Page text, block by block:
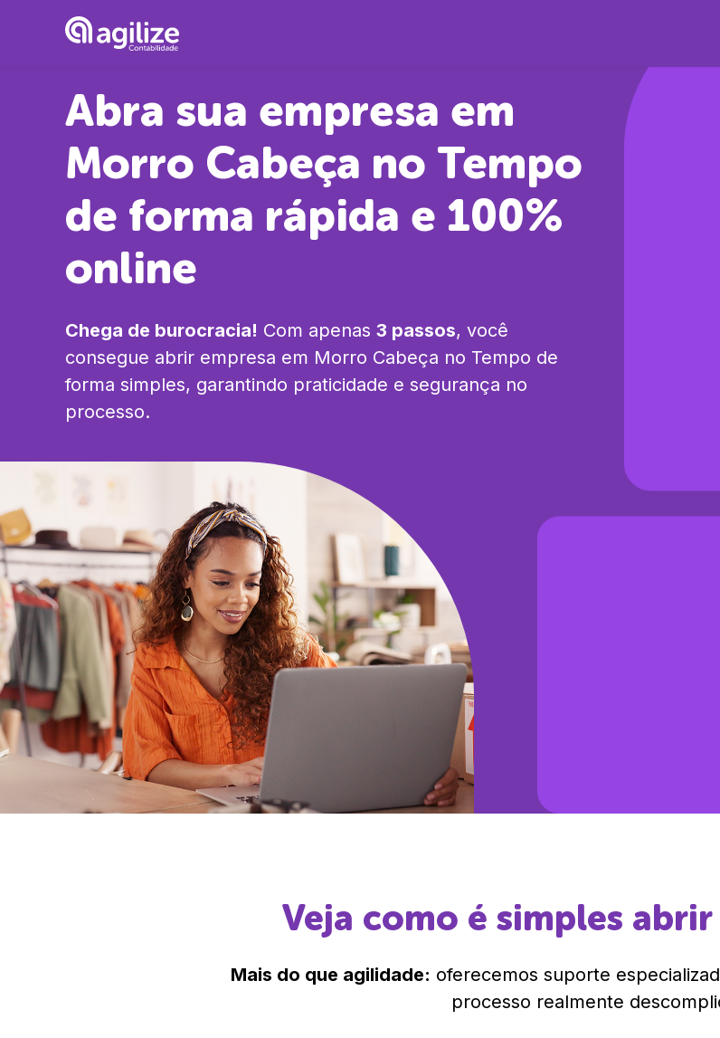
Abra sua empresa em
Morro Cabeça no Tempo
de forma rápida e 100%
online
Chega de burocracia! Com apenas 3 passos, você
consegue abrir empresa em Morro Cabeça no Tempo de
forma simples, garantindo praticidade e segurança no
processo.
Veja como é simples
Mais do que agilidade: oferecemos suporte
processo realmente